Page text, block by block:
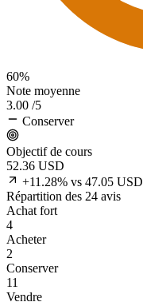
60%
Note moyenne
3.00 /5
Conserver
Objectif de cours
52.36 USD
+11.28% vs 47.05 USD
Répartition des 24 avis
Achat fort
4
Acheter
2
Conserver
11
Vendre